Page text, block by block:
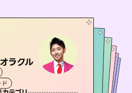
ラクル
すいぼう）
ラ
アル・リーディング
ラピスト理恵
視・オーラ
ピリチュアル・リーディング
とうげんみう
霊視・オーラ
スピリチュアル・リーディング
アイリス -iris-
ルーン
霊視・オーラ 心理学